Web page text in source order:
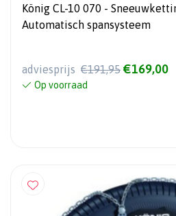
König CL-10 070 -
Automatisch spansysteem
adviesprijs €191,95 €169,00
Op voorraad